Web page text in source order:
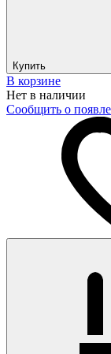
Купить
В корзине
Нет в наличии
Сообщить о